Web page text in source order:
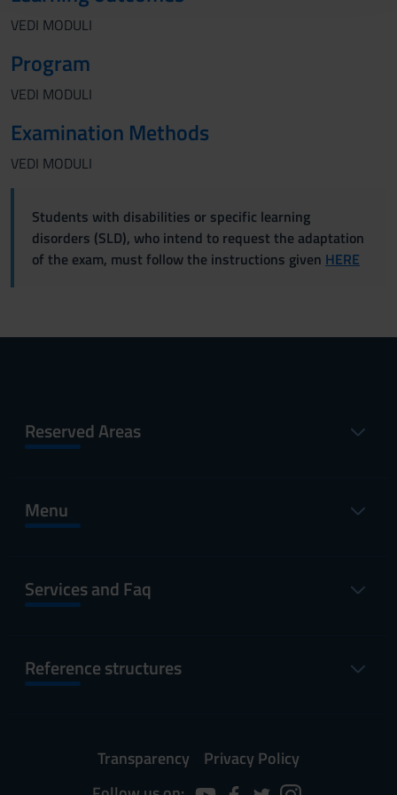
raccolto dal tuo utilizzo dei loro servizi.
VEDI MODULI
Program
VEDI MODULI
Examination Methods
VEDI MODULI
Students with disabilities or specific learning
disorders (SLD), who intend to request the adaptation
of the exam, must follow the instructions given HERE
Reserved Areas
Menu
Services and Faq
Reference structures
Transparency
Privacy Policy